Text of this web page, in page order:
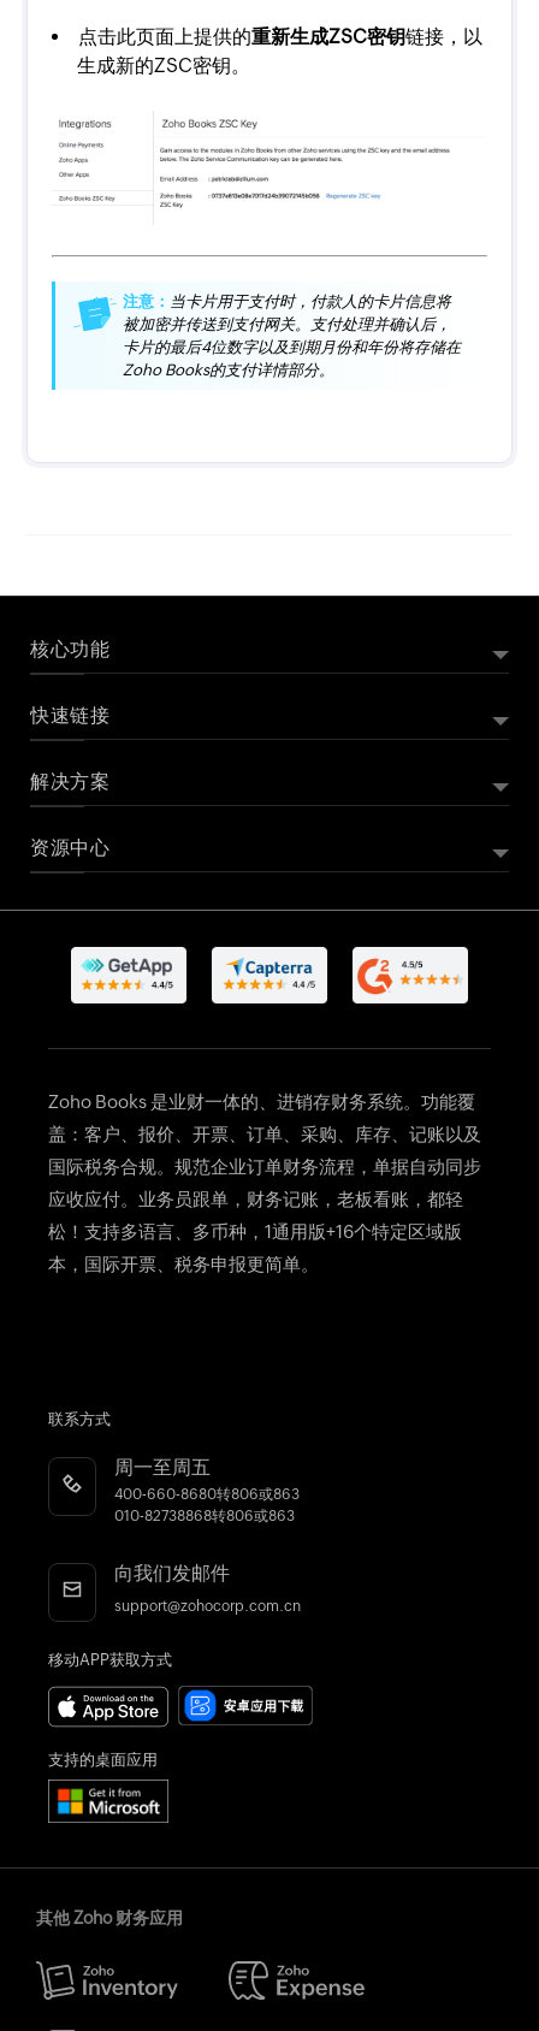
点击此页面上提供的重新生成ZSC密钥链接，以
生成新的ZSC密钥。
注意： 当卡片用于支付时，付款人的卡片信息将
被加密并传送到支付网关。支付处理并确认后，
卡片的最后4位数字以及到期月份和年份将存储在
Zoho Books的支付详情部分。
Zoho Books 是业财一体的、 进销存财务系统。功能覆
盖：客户、报价、开票、订单、采购、库存、记账以及
国际税务合规。规范企业订单财务流程，单据自动同步
应收应付。业务员跟单，财务记账，老板看账，都轻
松！支持多语言、多币种，1通用版+16个特定区域版
本，国际开票、税务申报更简单。
联系方式
周一至周五
400-660-8680转806或863
010-82738868转806或863
向我们发邮件
support@zohocorp.com.cn
移动APP获取方式
支持的桌面应用
核心功能
外贸订单管理系统
项目管理
库存管理
采购订单管理
在线支付
银行对账
财务报表
文档管理
自动化订单管理
进销存系统所有功能
快速链接
Zoho Books 是什么
Zoho Books 客户评价
解决方案
记账软件
资源中心
Zoho Books 使用帮助文档
Zoho Books 操作视频
进销存订单管理百科
会计软件是什么？
CRM会计记账软件
告别电子表格记账
其他 Zoho 财务应用